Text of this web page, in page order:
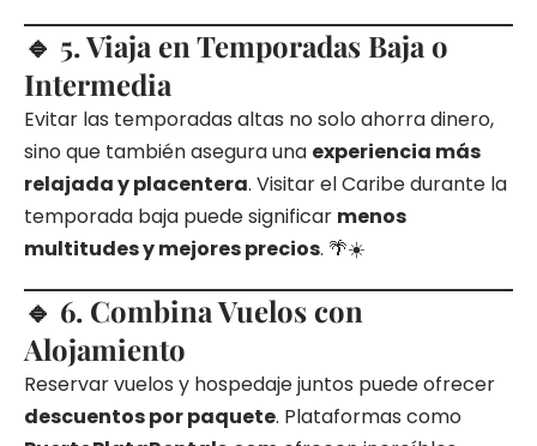
🔹 5. Viaja en Temporadas Baja o
Intermedia
Evitar las temporadas altas no solo ahorra dinero,
sino que también asegura una experiencia más
relajada y placentera. Visitar el Caribe durante la
temporada baja puede significar menos
multitudes y mejores precios. 🌴☀️
🔹 6. Combina Vuelos con
Alojamiento
Reservar vuelos y hospedaje juntos puede ofrecer
descuentos por paquete. Plataformas como